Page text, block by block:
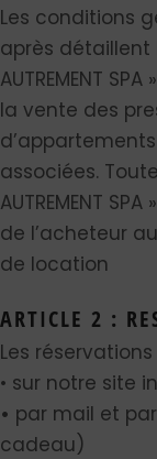
Les conditions
après détaillent
AUTREMENT
la vente des
associées.
AUTREMENT
de l’acheteur
de location
ARTICLE 2 :
Les
• sur notre site
• par mail et
cadeau)